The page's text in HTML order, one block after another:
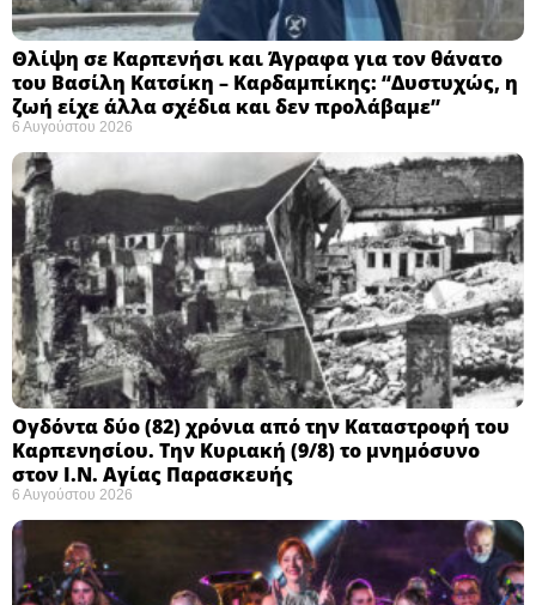
Θλίψη σε Καρπενήσι και Άγραφα για τον θάνατο
του Βασίλη Κατσίκη – Καρδαμπίκης: “Δυστυχώς, η
ζωή είχε άλλα σχέδια και δεν προλάβαμε”
6 Αυγούστου 2026
Ογδόντα δύο (82) χρόνια από την Καταστροφή του
Καρπενησίου. Την Κυριακή (9/8) το μνημόσυνο
στον Ι.Ν. Αγίας Παρασκευής
6 Αυγούστου 2026